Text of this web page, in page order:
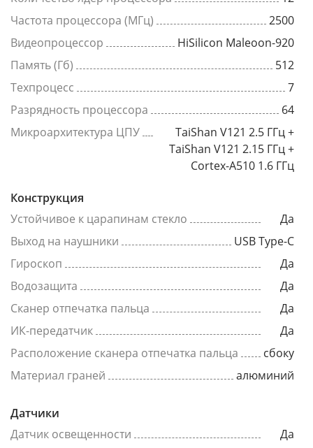
Частота процессора (МГц)
2500
Видеопроцессор
HiSilicon Maleoon-920
Память (Гб)
512
Техпроцесс
7
Разрядность процессора
64
Микроархитектура ЦПУ
TaiShan V121 2.5 ГГц +
TaiShan V121 2.15 ГГц +
Cortex-A510 1.6 ГГц
Конструкция
Устойчивое к царапинам стекло
Да
Выход на наушники
USB Type-C
Гироскоп
Да
Водозащита
Да
Сканер отпечатка пальца
Да
ИК-передатчик
Да
Расположение сканера отпечатка пальца
сбоку
Материал граней
алюминий
Датчики
Датчик освещенности
Да